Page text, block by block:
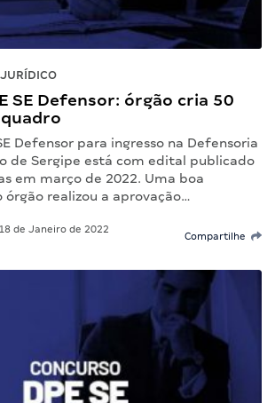
SE Defensor: órgão cria 50
Defensor para ingresso na Defensoria
de Sergipe está com edital publicado
em março de 2022. Uma boa
órgão realizou a aprovação…
18 de Janeiro de 2022
Compartilhe